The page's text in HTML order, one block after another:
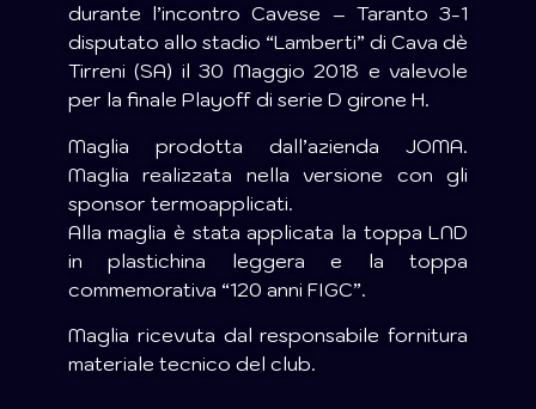
durante l’incontro Cavese – Taranto 3-1
disputato allo stadio “Lamberti” di Cava dè
Tirreni (SA) il 30 Maggio 2018 e valevole
per la finale Playoff di serie D girone H.
Maglia prodotta dall’azienda JOMA.
Maglia realizzata nella versione con gli
sponsor termoapplicati.
Alla maglia è stata applicata la toppa LND
in plastichina leggera e la toppa
commemorativa “120 anni FIGC”.
Maglia ricevuta dal responsabile fornitura
materiale tecnico del club.